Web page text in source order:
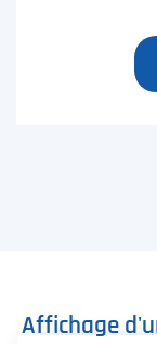
Affichage